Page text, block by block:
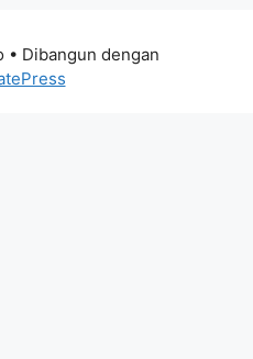
• Dibangun dengan